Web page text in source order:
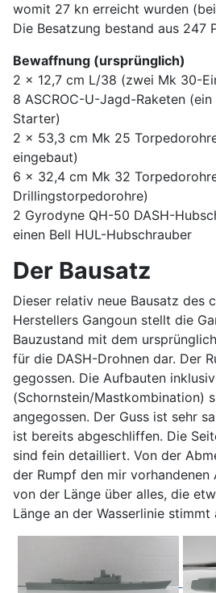
womit 27 kn erreicht wurden
Die Besatzung bestand aus 247
Bewaffnung (ursprünglich)
2 x 12,7 cm L/38 (zwei Mk 30-
8 ASCROC-U-Jagd-Raketen
Starter)
2 x 53,3 cm Mk 25
eingebaut)
6 x 32,4 cm Mk 32
Drillingstorpedorohre)
2 Gyrodyne QH-50 DASH-
einen Bell HUL-Hubschrauber
Der Bausatz
Dieser relativ neue Bausatz des
Herstellers Gangoun stellt die
Bauzustand mit dem
für die DASH-Drohnen dar. Der
gegossen. Die Aufbauten
(Schornstein/Mastkombination)
angegossen. Der Guss ist sehr
ist bereits abgeschliffen. Die
sind fein detailliert. Von der
der Rumpf den mir vorhandenen
von der Länge über alles, die
Länge an der Wasserlinie stimmt